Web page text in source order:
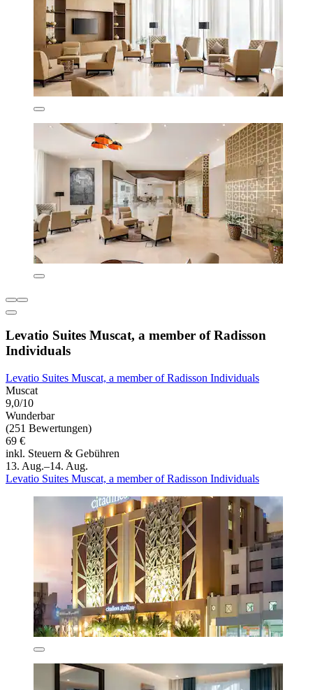
Levatio Suites Muscat, a member of Radisson
Individuals
Levatio Suites Muscat, a member of Radisson Individuals
Muscat
9,0/10
Wunderbar
(251 Bewertungen)
69 €
inkl. Steuern & Gebühren
13. Aug.–14. Aug.
Levatio Suites Muscat, a member of Radisson Individuals